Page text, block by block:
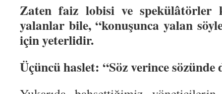
Zaten faiz lobisi ve spekülâtörler
yalanlar bile, “konuşunca yalan
için yeterlidir.
Üçüncü haslet: “Söz verince sözünde